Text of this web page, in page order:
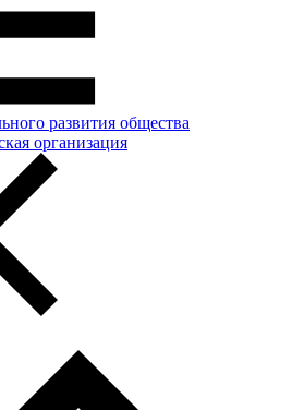
развития общества
организация